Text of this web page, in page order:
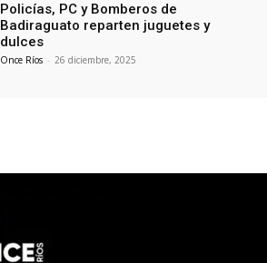
Policías, PC y Bomberos de
Badiraguato reparten juguetes y
dulces
Once Ríos - 26 diciembre, 2025